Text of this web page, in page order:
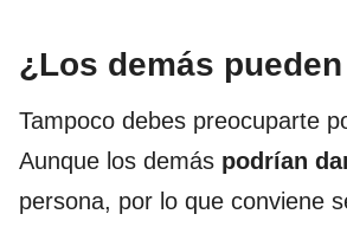
¿Los demás
Tampoco debes preocuparte
Aunque los demás podrían
persona, por lo que conviene